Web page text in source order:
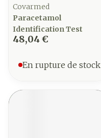
Covarmed
Paracetamol
Identification Test
48,04 €
En rupture de stock